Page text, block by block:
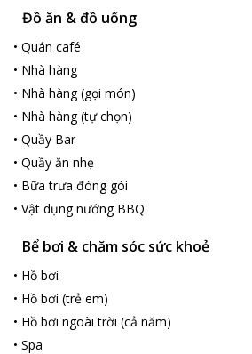
ideal place!
Đồ ăn & đồ uống
• Quán café
• Nhà hàng
• Nhà hàng (gọi món)
• Nhà hàng (tự chọn)
• Quầy Bar
• Quầy ăn nhẹ
• Bữa trưa đóng gói
• Vật dụng nướng BBQ
Bể bơi & chăm sóc sức khoẻ
• Hồ bơi
• Hồ bơi (trẻ em)
• Hồ bơi ngoài trời (cả năm)
• Spa